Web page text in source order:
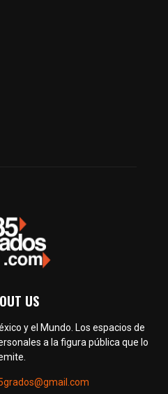
US
y el Mundo. Los espacios de
a la figura pública que lo